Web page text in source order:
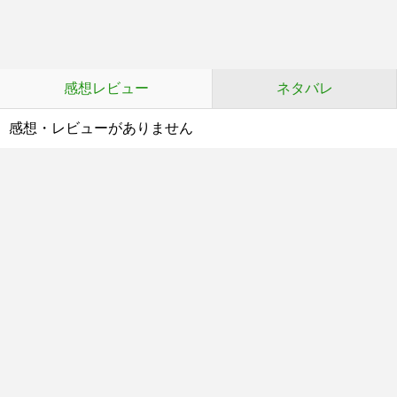
感想レビュー ネタバレ
感想・レビューがありません